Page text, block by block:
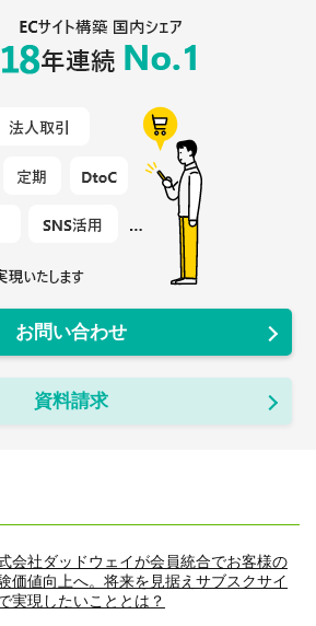
お問い合わせ
資料請求
会社ダッドウェイが会員統合でお客様の
価値向上へ。将来を見据えサブスクサイ
実現したいこととは？